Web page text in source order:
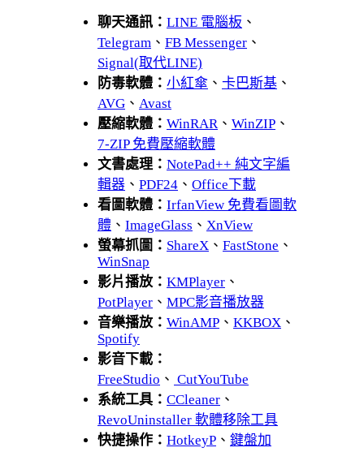
聊天通訊： LINE 電腦板 、
Telegram 、 FB Messenger 、
Signal(取代LINE)
防毒軟體： 小紅傘 、 卡巴斯基 、
AVG 、 Avast
壓縮軟體： WinRAR、 WinZIP 、
7-ZIP 免費壓縮軟體
文書處理： NotePad++ 純文字編
輯器 、 PDF24 、 Office下載
看圖軟體： IrfanView 免費看圖軟
體 、 ImageGlass 、 XnView
螢幕抓圖： ShareX 、 FastStone 、
WinSnap
影片播放： KMPlayer 、
PotPlayer 、 MPC影音播放器
音樂播放： WinAMP 、 KKBOX 、
Spotify
影音下載：
FreeStudio 、 CutYouTube
系統工具： CCleaner 、
RevoUninstaller 軟體移除工具
快捷操作： HotkeyP 、 鍵盤加